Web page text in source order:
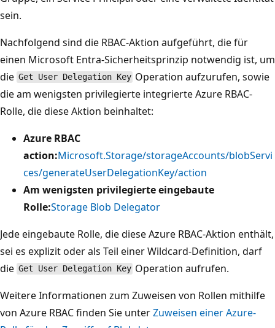
sein.
Nachfolgend sind die RBAC-Aktion aufgeführt, die für
einen Microsoft Entra-Sicherheitsprinzip notwendig ist, um
die Get User Delegation Key Operation aufzurufen, sowie
die am wenigsten privilegierte integrierte Azure RBAC-
Rolle, die diese Aktion beinhaltet:
Azure RBAC
action:Microsoft.Storage/storageAccounts/blobServi
ces/generateUserDelegationKey/action
Am wenigsten privilegierte eingebaute
Rolle:Storage Blob Delegator
Jede eingebaute Rolle, die diese Azure RBAC-Aktion enthält,
sei es explizit oder als Teil einer Wildcard-Definition, darf
die Get User Delegation Key Operation aufrufen.
Weitere Informationen zum Zuweisen von Rollen mithilfe
von Azure RBAC finden Sie unterZuweisen einer Azure-